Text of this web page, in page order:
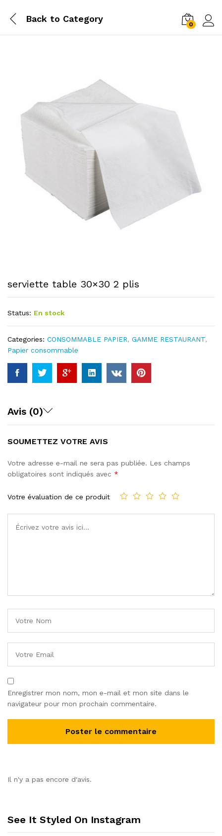
Back to Category
0
serviette table 30×30 2 plis
Status: En stock
Categories: CONSOMMABLE PAPIER, GAMME RESTAURANT,
Papier consommable
Avis (0)
SOUMETTEZ VOTRE AVIS
Votre adresse e-mail ne sera pas publiée. Les champs
obligatoires sont indiqués avec *
Votre évaluation de ce produit
Enregistrer mon nom, mon e-mail et mon site dans le
navigateur pour mon prochain commentaire.
Il n'y a pas encore d'avis.
See It Styled On Instagram